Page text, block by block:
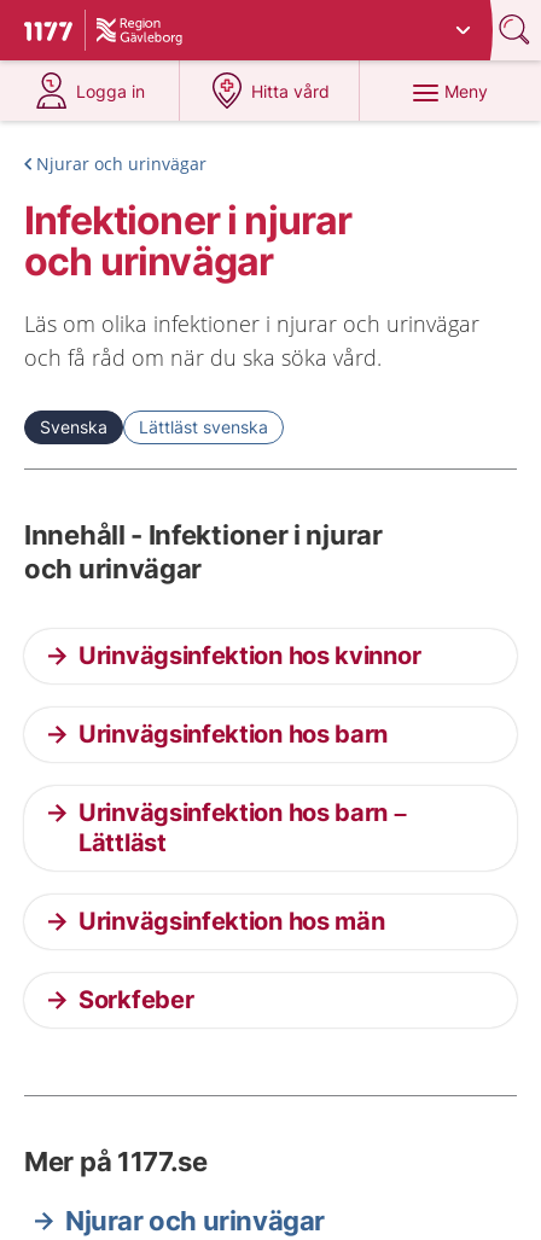
Till startsidan för 1177
Du har valt region
Logga in
på 1177.se
Hitta vård
på 1177.se
Meny
Njurar och urinvägar
Infektioner i njurar
och urinvägar
Läs om olika infektioner i njurar och urinvägar
och få råd om när du ska söka vård.
Svenska Lättläst svenska
Innehåll - Infektioner i njurar
och urinvägar
Urinvägsinfektion hos kvinnor
Urinvägsinfektion hos barn
Urinvägsinfektion hos barn –
Lättläst
Urinvägsinfektion hos män
Sorkfeber
Mer på 1177.se
Njurar och urinvägar